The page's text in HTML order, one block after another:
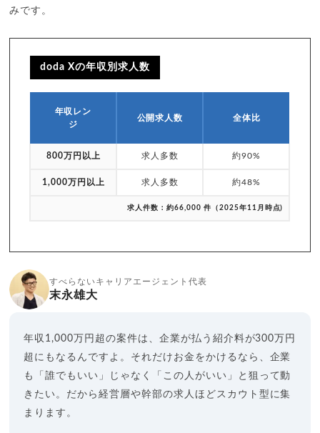
みです。
doda Xの年収別求人数
年収レン
ジ
公開求人数 全体比
800万円以上 求人多数 約90%
1,000万円以上 求人多数 約48%
求人件数：約66,000 件（2025年11月時点)
すべらないキャリアエージェント代表
末永雄大
年収1,000万円超の案件は、企業が払う紹介料が300万円
超にもなるんですよ。それだけお金をかけるなら、企業
も「誰でもいい」じゃなく「この人がいい」と狙って動
きたい。だから経営層や幹部の求人ほどスカウト型に集
まります。